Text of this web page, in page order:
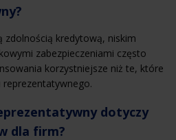
zdolnością kredytową, niskim
zabezpieczeniami często
korzystniejsze niż te, które
reprezentatywnego.
dotyczy
dla firm?